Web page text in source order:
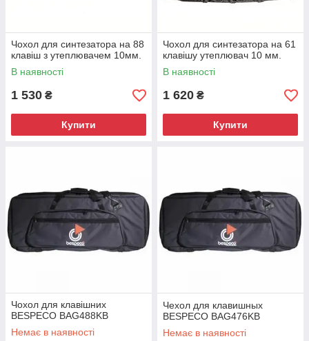
Чохол для синтезатора на 88
клавіш з утеплювачем 10мм.
В наявності
1 530 ₴
Купити
Чохол для синтезатора на 61
клавішу утеплювач 10 мм.
В наявності
1 620 ₴
Купити
Чохол для клавішних
BESPECO BAG488KB
Немає в наявності
Чехол для клавишных
BESPECO BAG476KB
Немає в наявності